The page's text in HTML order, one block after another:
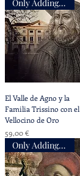
Only Adding Accompaniment
El Valle de Agno y la
Familia Trissino con el
Vellocino de Oro
Precio
59,00 €
Only Adding Accompaniment